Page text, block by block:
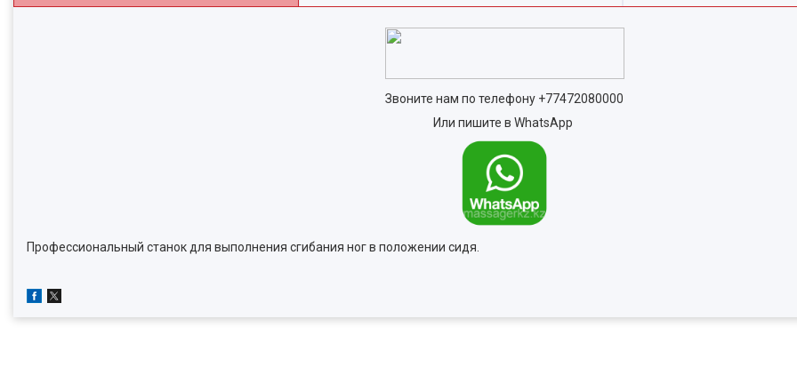
Звоните нам по телефону +77472080000
Или пишите в WhatsApp
Профессиональный станок для выполнения сгибания ног в положении сидя.